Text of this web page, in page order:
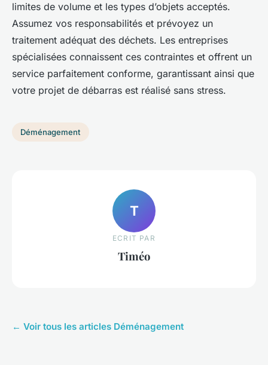
limites de volume et les types d’objets acceptés.
Assumez vos responsabilités et prévoyez un
traitement adéquat des déchets. Les entreprises
spécialisées connaissent ces contraintes et offrent un
service parfaitement conforme, garantissant ainsi que
votre projet de débarras est réalisé sans stress.
Déménagement
T
ECRIT PAR
Timéo
← Voir tous les articles Déménagement